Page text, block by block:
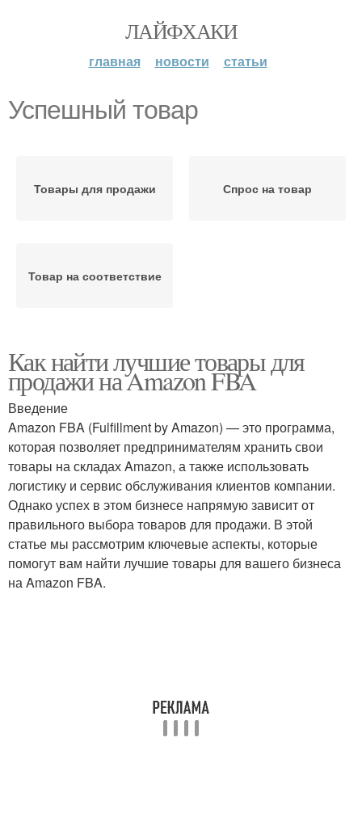
ЛАЙФХАКИ
главная новости статьи
Успешный товар
Товары для продажи Спрос на товар
Товар на соответствие
Как найти лучшие товары для
продажи на Amazon FBA
Введение
Amazon FBA (Fulfillment by Amazon) — это программа,
которая позволяет предпринимателям хранить свои
товары на складах Amazon, а также использовать
логистику и сервис обслуживания клиентов компании.
Однако успех в этом бизнесе напрямую зависит от
правильного выбора товаров для продажи. В этой
статье мы рассмотрим ключевые аспекты, которые
помогут вам найти лучшие товары для вашего бизнеса
на Amazon FBA.